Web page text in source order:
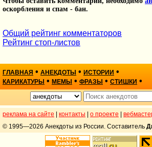
оскорбления и спам - бан.
Общий рейтинг комментаторов
Рейтинг стоп-листов
ГЛАВНАЯ • АНЕКДОТЫ • ИСТОРИИ •
КАРИКАТУРЫ • МЕМЫ • ФРАЗЫ • СТИШКИ •
реклама на сайте контакты о проекте
© 1995—2026 Анекдоты из России. Составитель